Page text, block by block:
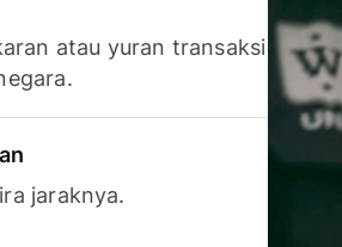
atau yuran transaksi
jaraknya.